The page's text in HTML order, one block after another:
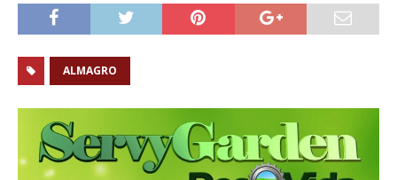
ALMAGRO